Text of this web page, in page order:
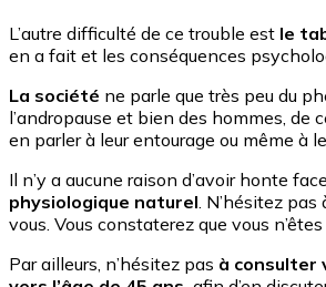
L’autre difficulté de ce trouble est le
en a fait et les conséquences
La société ne parle que très peu du
l’andropause et bien des hommes, de
en parler à leur entourage ou même à
Il n’y a aucune raison d’avoir honte
physiologique naturel. N’hésitez pas
vous. Vous constaterez que vous
Par ailleurs, n’hésitez pas à consulter